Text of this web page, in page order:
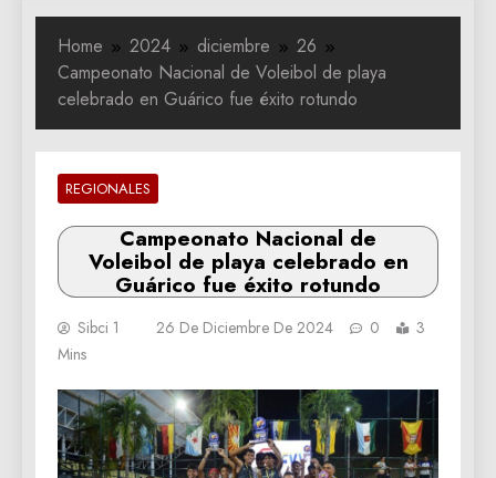
Home 2024 diciembre
26
Campeonato Nacional de Voleibol de playa
celebrado en Guárico fue éxito rotundo
REGIONALES
Campeonato Nacional de
Voleibol de playa celebrado en
Guárico fue éxito rotundo
Sibci 1 26 De Diciembre De 2024 0
3
Mins